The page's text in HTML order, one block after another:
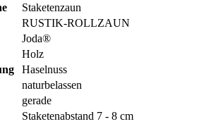
Staketenzaun
RUSTIK-ROLLZAUN
Joda®
Holz
Haselnuss
naturbelassen
gerade
Staketenabstand 7 - 8 cm